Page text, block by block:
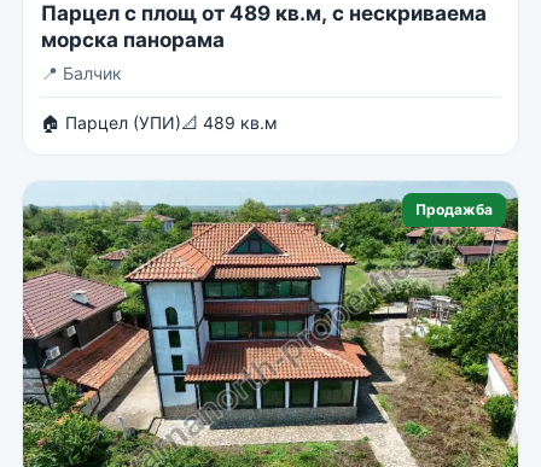
Парцел с площ от 489 кв.м, с нескриваема
морска панорама
📍 Балчик
🏠 Парцел (УПИ)📐 489 кв.м
Продажба